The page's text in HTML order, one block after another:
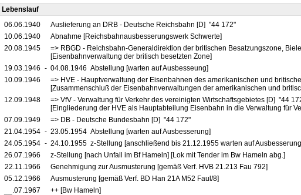
Lebenslauf
06.06.1940
Auslieferung an DRB - Deutsche Reichsbahn [D] "44 172"
10.06.1940
Abnahme [Reichsbahnausbesserungswerk Schwerte]
20.08.1945
=> RBGD - Reichsbahn-Generaldirektion der britischen Besatzungszone,
[Eisenbahnverwaltung der britisch besetzten Zone]
19.03.1946 - 04.08.1946 Abstellung [warten auf Ausbesseung]
10.09.1946
=> HVE - Hauptverwaltung der Eisenbahnen des amerikanischen und
[Zusammenschluß der Eisenbahnverwaltungen der amerikanischen und
12.09.1948
=> VfV - Verwaltung für Verkehr des vereinigten Wirtschaftsgebietes [D] "44
[Eingliederung der HVE als Hauptabteilung Eisenbahn in die Verwaltung für
07.09.1949
=> DB - Deutsche Bundesbahn [D] "44 172"
21.04.1954 - 23.05.1954 Abstellung [warten auf Ausbesserung]
24.05.1954 - 24.10.1955 z-Stellung [anschließend bis 21.12.1955 warten auf
26.07.1966
z-Stellung [nach Unfall im Bf Hameln] [Lok mit Tender im Bw Hameln abg.]
22.11.1966
Genehmigung zur Ausmusterung [gemäß Verf. HVB 21.213 Fau 792]
05.12.1966
Ausmusterung [gemäß Verf. BD Han 21A M52 Faul/8]
__.07.1967
++ [Bw Hameln]